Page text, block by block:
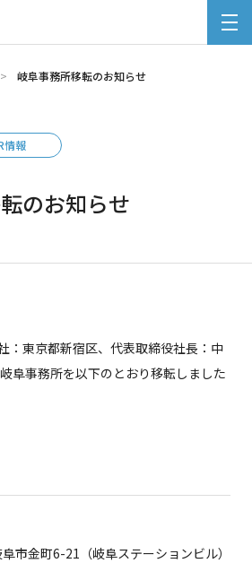
岐阜事務所移転のお知らせ
情報
のお知らせ
：東京都新宿区、代表取締役社長：中
阜事務所を以下のとおり移転しました
市金町6-21（岐阜ステーションビル）